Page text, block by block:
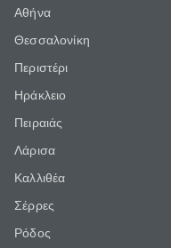
Αθήνα
Θεσσαλονίκη
Περιστέρι
Ηράκλειο
Πειραιάς
Λάρισα
Καλλιθέα
Σέρρες
Ρόδος